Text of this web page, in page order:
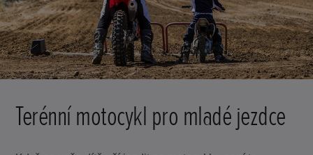
Terénní motocykl pro mladé jezdce